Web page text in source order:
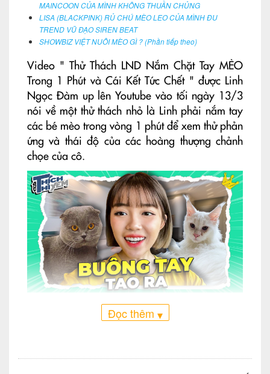
MAINCOON CỦA MÌNH KHÔNG THUẦN CHỦNG
LISA (BLACKPINK) RỦ CHÚ MÈO LEO CỦA MÌNH ĐU
TREND VŨ ĐẠO SIREN BEAT
SHOWBIZ VIỆT NUÔI MÈO GÌ ? (Phần tiếp theo)
Video " Thử Thách LND Nắm Chặt Tay MÈO
Trong 1 Phút và Cái Kết Tức Chết " được Linh
Ngọc Đàm up lên Youtube vào tối ngày 13/3
nói về một thử thách nhỏ là Linh phải nắm tay
các bé mèo trong vòng 1 phút để xem thử phản
ứng và thái độ của các hoàng thượng chảnh
chọe của cô.
Ảnh cover video của Linh Ngọc Đàm
và dành nhiều tình cảm yêu thương . Trong các
Đọc thêm ▾